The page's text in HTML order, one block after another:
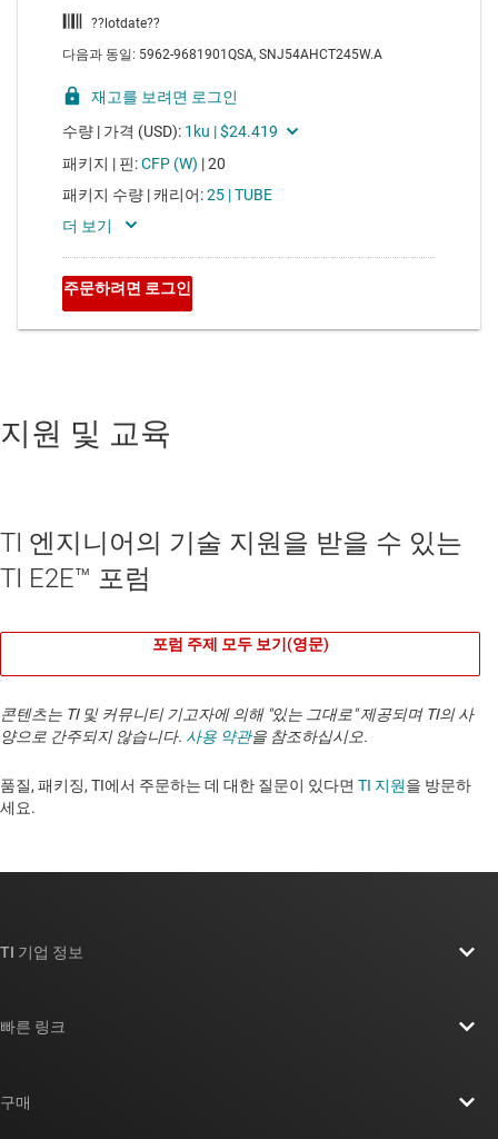
지원 및 교육
TI 엔지니어의 기술 지원을 받을 수 있는
TI E2E™ 포럼
포럼 주제 모두 보기(영문)
콘텐츠는 TI 및 커뮤니티 기고자에 의해 "있는 그대로" 제공되며 TI의 사
양으로 간주되지 않습니다. 사용 약관을 참조하십시오.
품질, 패키징, TI에서 주문하는 데 대한 질문이 있다면 TI 지원을 방문하
세요. ​​​​​​​​​​​​​​
TI 기업 정보
빠른 링크
구매